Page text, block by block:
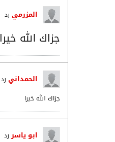
المزرمي رد
جزاك الله خيرا
الحمداني رد
جزاك الله خيرا
ابو ياسررد